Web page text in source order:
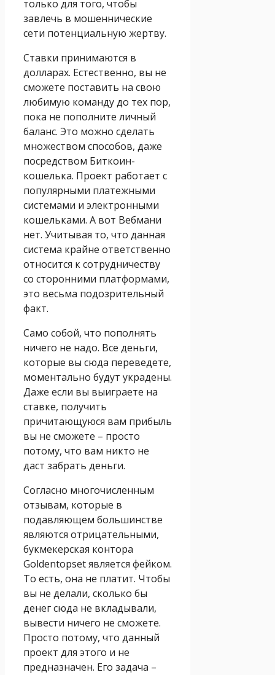
только для того, чтобы
завлечь в мошеннические
сети потенциальную жертву.
Ставки принимаются в
долларах. Естественно, вы не
сможете поставить на свою
любимую команду до тех пор,
пока не пополните личный
баланс. Это можно сделать
множеством способов, даже
посредством Биткоин-
кошелька. Проект работает с
популярными платежными
системами и электронными
кошельками. А вот Вебмани
нет. Учитывая то, что данная
система крайне ответственно
относится к сотрудничеству
со сторонними платформами,
это весьма подозрительный
факт.
Само собой, что пополнять
ничего не надо. Все деньги,
которые вы сюда переведете,
моментально будут украдены.
Даже если вы выиграете на
ставке, получить
причитающуюся вам прибыль
вы не сможете – просто
потому, что вам никто не
даст забрать деньги.
Согласно многочисленным
отзывам, которые в
подавляющем большинстве
являются отрицательными,
букмекерская контора
Goldentopset является фейком.
То есть, она не платит. Чтобы
вы не делали, сколько бы
денег сюда не вкладывали,
вывести ничего не сможете.
Просто потому, что данный
проект для этого и не
предназначен. Его задача –